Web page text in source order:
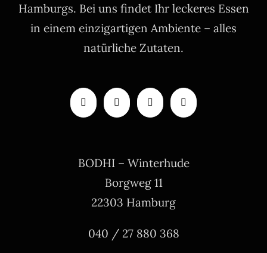
Hamburgs. Bei uns findet Ihr leckeres Essen
in einem einzigartigen Ambiente – alles
natürliche Zutaten.
BODHI – Winterhude
Borgweg 11
22303 Hamburg
040 / 27 880 368